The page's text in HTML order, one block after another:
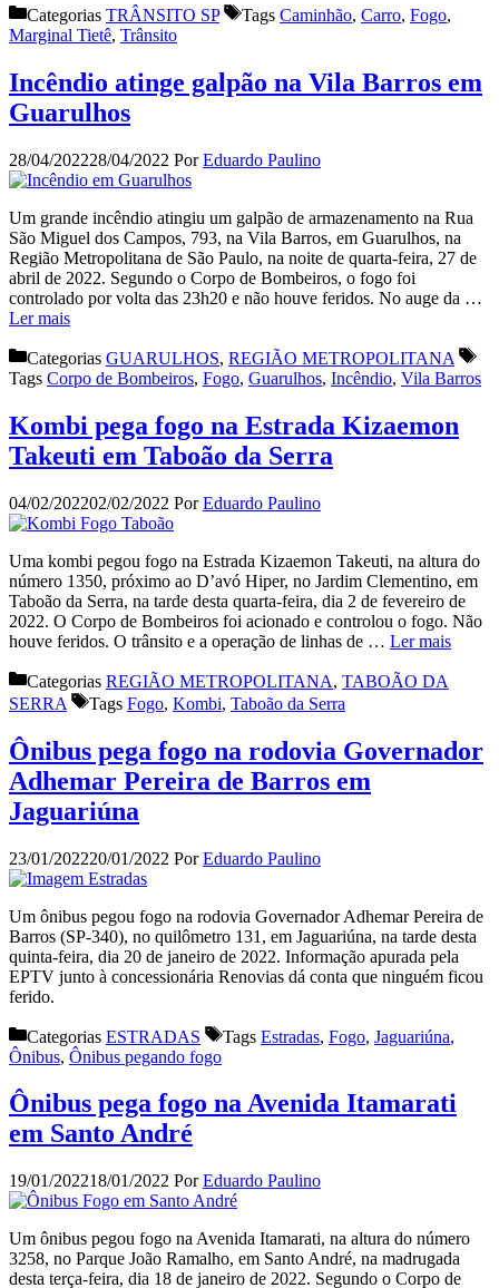
Categorias TRÂNSITO SP Tags Caminhão, Carro, Fogo,
Marginal Tietê, Trânsito
Incêndio atinge galpão na Vila Barros em
Guarulhos
28/04/202228/04/2022 PorEduardo Paulino
Um grande incêndio atingiu um galpão de armazenamento na Rua
São Miguel dos Campos, 793, na Vila Barros, em Guarulhos, na
Região Metropolitana de São Paulo, na noite de quarta-feira, 27 de
abril de 2022. Segundo o Corpo de Bombeiros, o fogo foi
controlado por volta das 23h20 e não houve feridos. No auge da …
Ler mais
Categorias GUARULHOS, REGIÃO METROPOLITANA
Tags Corpo de Bombeiros, Fogo, Guarulhos, Incêndio, Vila Barros
Kombi pega fogo na Estrada Kizaemon
Takeuti em Taboão da Serra
04/02/202202/02/2022 PorEduardo Paulino
Uma kombi pegou fogo na Estrada Kizaemon Takeuti, na altura do
número 1350, próximo ao D’avó Hiper, no Jardim Clementino, em
Taboão da Serra, na tarde desta quarta-feira, dia 2 de fevereiro de
2022. O Corpo de Bombeiros foi acionado e controlou o fogo. Não
houve feridos. O trânsito e a operação de linhas de … Ler mais
Categorias REGIÃO METROPOLITANA, TABOÃO DA
SERRA
Tags Fogo, Kombi, Taboão da Serra
Ônibus pega fogo na rodovia Governador
Adhemar Pereira de Barros em
Jaguariúna
23/01/202220/01/2022 PorEduardo Paulino
Um ônibus pegou fogo na rodovia Governador Adhemar Pereira de
Barros (SP-340), no quilômetro 131, em Jaguariúna, na tarde desta
quinta-feira, dia 20 de janeiro de 2022. Informação apurada pela
EPTV junto à concessionária Renovias dá conta que ninguém ficou
ferido.
Categorias ESTRADAS Tags Estradas, Fogo, Jaguariúna,
Ônibus, Ônibus pegando fogo
Ônibus pega fogo na Avenida Itamarati
em Santo André
19/01/202218/01/2022 PorEduardo Paulino
Um ônibus pegou fogo na Avenida Itamarati, na altura do número
3258, no Parque João Ramalho, em Santo André, na madrugada
desta terça-feira, dia 18 de janeiro de 2022. Segundo o Corpo de